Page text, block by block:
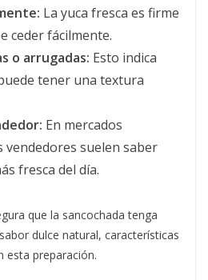
La yuca fresca es firme
ceder fácilmente.
o arrugadas: Esto indica
tener una textura
En mercados
vendedores suelen saber
fresca del día.
que la sancochada tenga
dulce natural, características
esta preparación.